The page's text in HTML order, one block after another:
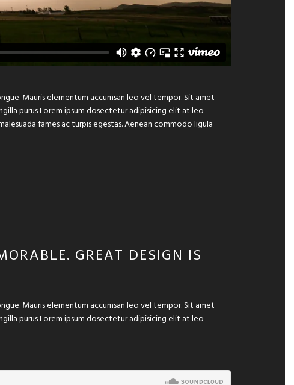
Mauris elementum accumsan leo vel tempor. Sit amet
purus Lorem ipsum dosectetur adipisicing elit at leo
fames ac turpis egestas. Aenean commodo ligula
GREAT DESIGN IS
Mauris elementum accumsan leo vel tempor. Sit amet
purus Lorem ipsum dosectetur adipisicing elit at leo